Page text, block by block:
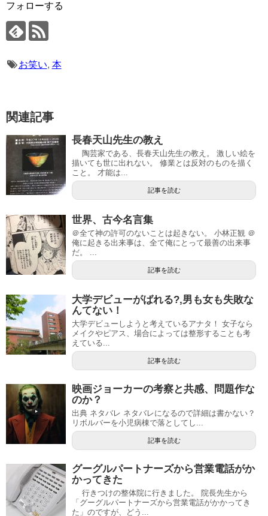
フォローする
お笑い, 本
関連記事
長春天山先生の教え
陶芸家である、長春天山先生の教え。 激しい絵を
描いても世に出れない。 修業とは反対のものを描く
こと。 才能は...
記事を読む
世界、古今名言集
＠全て神の許可のないことは起きない。 小林正観 ＠
俺に起きる出来事は、全て俺にとって最善の出来事
だ。 ...
記事を読む
大学デビューがばれる?,男も女も失敗な
んてない！
大学デビューしようと考えているアナタ！ 女子なら
メイクやピアス、場合によっては整形することも考
えている...
記事を読む
映画ジョーカーの考察と共感、問題作な
のか？
出典 ネタバレ ネタバレになるので詳細は書かない？
リボルバーを小児病棟で落としてし...
記事を読む
グーグルパートナーズから営業電話がか
かってきた
行きつけの整体院に行きました。 院長先生から
「グーグルパートナーズから営業電話がかかってき
た」のですが、どう...